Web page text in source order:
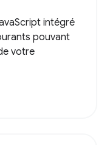
intégré
pouvant
votre